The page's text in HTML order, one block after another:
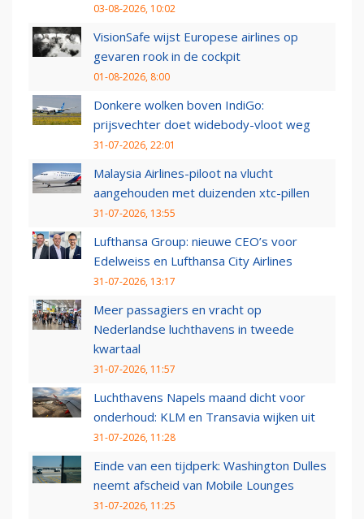
03-08-2026, 10:02
VisionSafe wijst Europese airlines op
gevaren rook in de cockpit
01-08-2026, 8:00
Donkere wolken boven IndiGo:
prijsvechter doet widebody-vloot weg
31-07-2026, 22:01
Malaysia Airlines-piloot na vlucht
aangehouden met duizenden xtc-pillen
31-07-2026, 13:55
Lufthansa Group: nieuwe CEO’s voor
Edelweiss en Lufthansa City Airlines
31-07-2026, 13:17
Meer passagiers en vracht op
Nederlandse luchthavens in tweede
kwartaal
31-07-2026, 11:57
Luchthavens Napels maand dicht voor
onderhoud: KLM en Transavia wijken uit
31-07-2026, 11:28
Einde van een tijdperk: Washington Dulles
neemt afscheid van Mobile Lounges
31-07-2026, 11:25